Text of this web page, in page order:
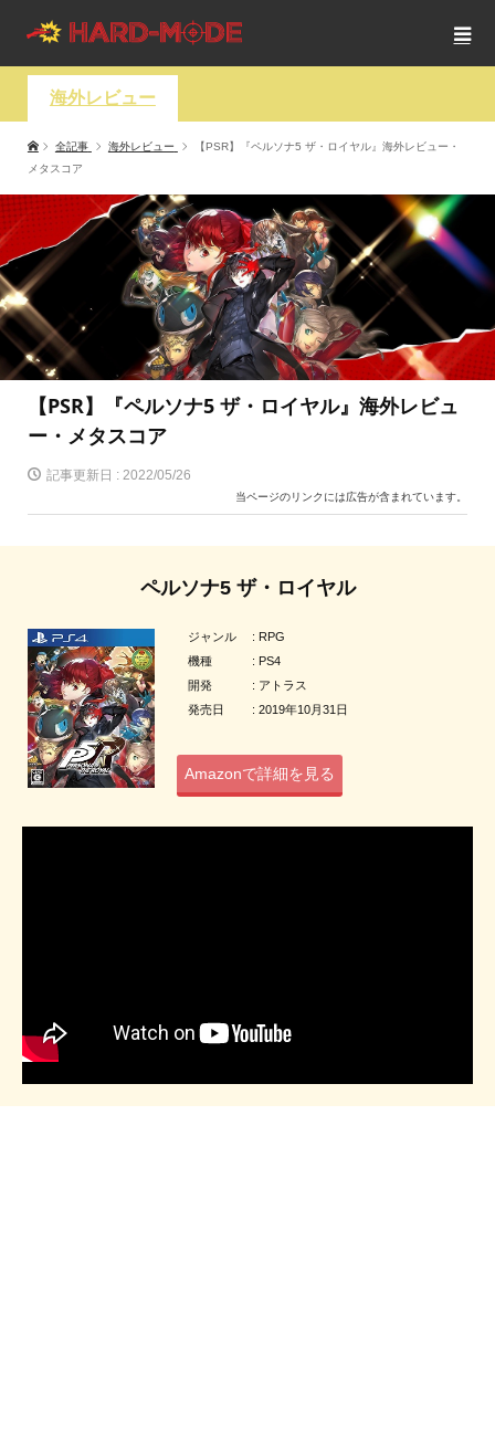
海外レビュー
全記事 海外レビュー
【PSR】『ペルソナ5 ザ・ロイヤル』海外レビュー・
メタスコア
【PSR】『ペルソナ5 ザ・ロイヤル』海外レビュ
ー・メタスコア
記事更新日 : 2022/05/26
当ページのリンクには広告が含まれています。
ペルソナ5 ザ・ロイヤル
ジャンル : RPG
機種 : PS4
開発 : アトラス
発売日 : 2019年10月31日
Amazonで詳細を見る